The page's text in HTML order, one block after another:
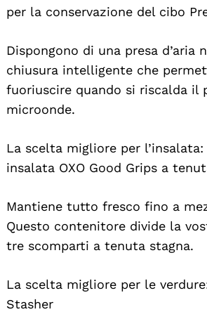
per la conservazione del cibo
Dispongono di una presa d’aria
chiusura intelligente che
fuoriuscire quando si riscalda il
microonde.
La scelta migliore per
insalata OXO Good Grips a
Mantiene tutto fresco fino a
Questo contenitore divide la
tre scomparti a tenuta stagna.
La scelta migliore per le
Stasher